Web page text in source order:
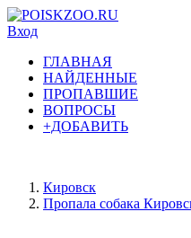
Вход
ГЛАВНАЯ
НАЙДЕННЫЕ
ПРОПАВШИЕ
ВОПРОСЫ
+ДОБАВИТЬ
Кировск
Пропала собака